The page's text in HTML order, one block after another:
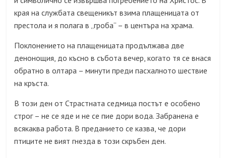
края на службата свещеникът взима плащеницата от
престола и я полага в „гроба“ – в центъра на храма.
Поклонението на плащеницата продължава две
денонощия, до късно в събота вечер, когато тя се внася
обратно в олтара – минути преди пасхалното шествие
на кръста.
В този ден от Страстната седмица постът е особено
строг – не се яде и не се пие дори вода. Забранена е
всякаква работа. В преданието се казва, че дори
птиците не вият гнезда в този скръбен ден.